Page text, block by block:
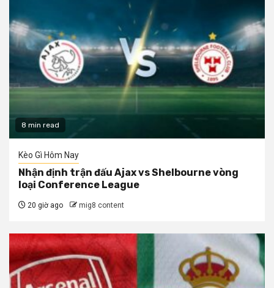
8 min read
Kèo Gì Hôm Nay
Nhận định trận đấu Ajax vs Shelbourne vòng
loại Conference League
20 giờ ago mig8 content